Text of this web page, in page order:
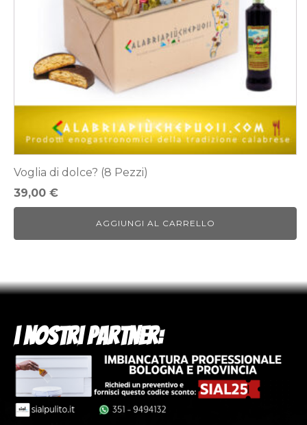
Voglia di dolce? (8 Pezzi)
39,00 €
AGGIUNGI AL CARRELLO
i nostri partner: